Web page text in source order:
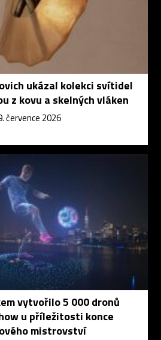
ukázal kolekci svítidel
z kovu a skelných vláken
července 2026
vytvořilo 5 000 dronů
u příležitosti konce
mistrovství